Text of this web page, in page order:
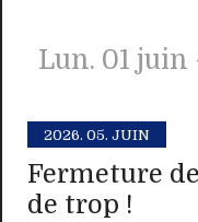
Lun. 01
2026. 05. JUIN
Fermeture
de trop !